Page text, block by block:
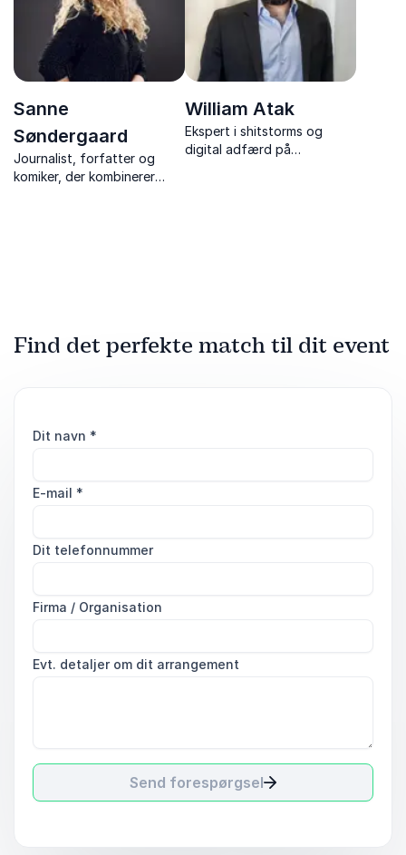
Sanne
Søndergaard
Journalist, forfatter og
komiker, der kombinerer
William Atak
Ekspert i shitstorms og
digital adfærd på
Find det perfekte match til dit event
Dit navn *
E-mail *
Dit telefonnummer
Firma / Organisation
Evt. detaljer om dit arrangement
Send forespørgsel